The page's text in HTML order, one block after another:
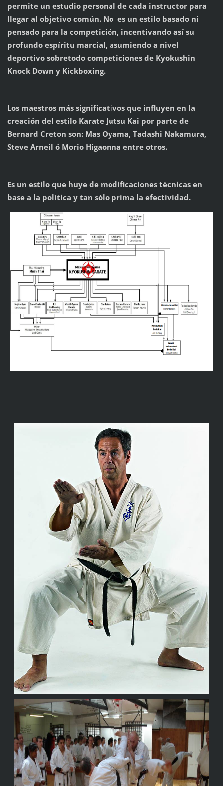
permite un estudio personal de cada instructor para
llegar al objetivo común. No es un estilo basado ni
pensado para la competición, incentivando así su
profundo espíritu marcial, asumiendo a nivel
deportivo sobretodo competiciones de Kyokushin
Knock Down y Kickboxing.
Los maestros más significativos que influyen en la
creación del estilo Karate Jutsu Kai por parte de
Bernard Creton son: Mas Oyama, Tadashi Nakamura,
Steve Arneil ó Morio Higaonna entre otros.
Es un estilo que huye de modificaciones técnicas en
base a la política y tan sólo prima la efectividad.